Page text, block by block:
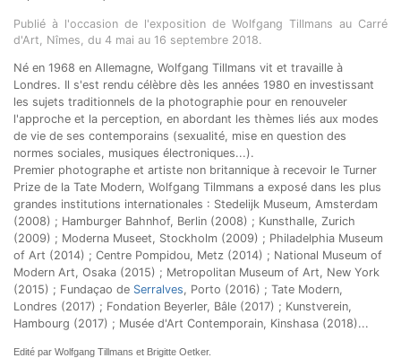
Publié à l'occasion de l'exposition de Wolfgang Tillmans au Carré
d'Art, Nîmes, du 4 mai au 16 septembre 2018.
Né en 1968 en Allemagne, Wolfgang Tillmans vit et travaille à
Londres. Il s'est rendu célèbre dès les années 1980 en investissant
les sujets traditionnels de la photographie pour en renouveler
l'approche et la perception, en abordant les thèmes liés aux modes
de vie de ses contemporains (sexualité, mise en question des
normes sociales, musiques électroniques...).
Premier photographe et artiste non britannique à recevoir le Turner
Prize de la Tate Modern, Wolfgang Tilmmans a exposé dans les plus
grandes institutions internationales : Stedelijk Museum, Amsterdam
(2008) ; Hamburger Bahnhof, Berlin (2008) ; Kunsthalle, Zurich
(2009) ; Moderna Museet, Stockholm (2009) ; Philadelphia Museum
of Art (2014) ; Centre Pompidou, Metz (2014) ; National Museum of
Modern Art, Osaka (2015) ; Metropolitan Museum of Art, New York
(2015) ; Fundaçao de Serralves, Porto (2016) ; Tate Modern,
Londres (2017) ; Fondation Beyerler, Bâle (2017) ; Kunstverein,
Hambourg (2017) ; Musée d'Art Contemporain, Kinshasa (2018)...
Edité par Wolfgang Tillmans et Brigitte Oetker.